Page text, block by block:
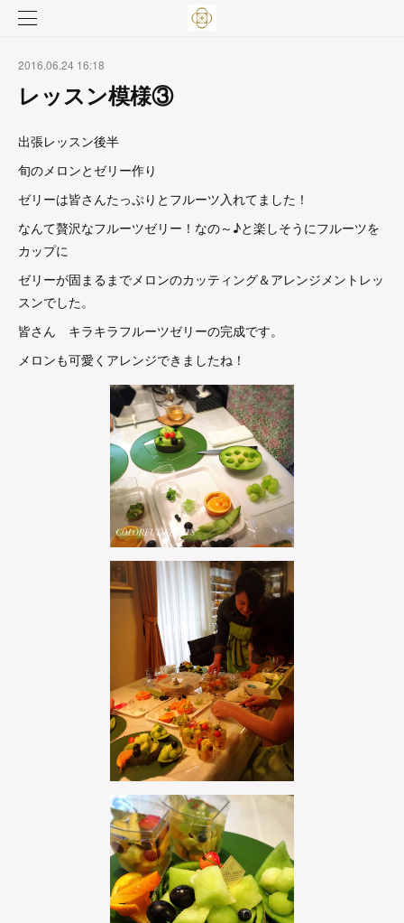
2016.06.24 16:18
レッスン模様③
出張レッスン後半
旬のメロンとゼリー作り
ゼリーは皆さんたっぷりとフルーツ入れてました！
なんて贅沢なフルーツゼリー！なの～♪と楽しそうにフルーツを
カップに
ゼリーが固まるまでメロンのカッティング＆アレンジメントレッ
スンでした。
皆さん キラキラフルーツゼリーの完成です。
メロンも可愛くアレンジできましたね！